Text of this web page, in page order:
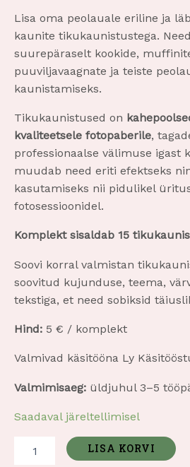
Lisa oma peolauale eriline ja
kaunite tikukaunistustega.
suurepäraselt kookide,
puuviljavaagnate ja teiste
kaunistamiseks.
Tikukaunistused on
kvaliteetsele fotopaberile,
professionaalse välimuse igast
muudab need eriti efektseks
kasutamiseks nii pidulikel
fotosessioonidel.
Komplekt sisaldab 15
Soovi korral valmistan
soovitud kujunduse, teema,
tekstiga, et need sobiksid
Hind: 5 € / komplekt
Valmivad käsitööna Ly
Valmimisaeg: üldjuhul 3–5
Saadaval järeltellimisel
LISA KORVI